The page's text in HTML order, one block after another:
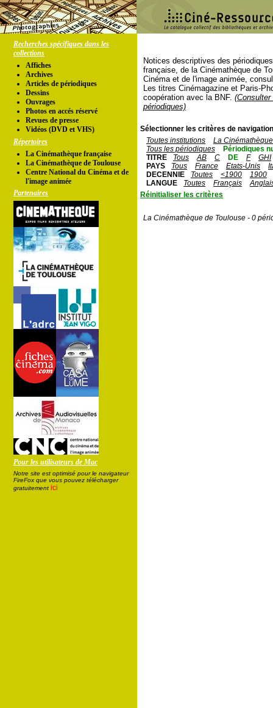
Recherches spécifiques dans les
collections
Affiches
Archives
Articles de périodiques
Dessins
Ouvrages
Photos en accés réservé
Revues de presse
Vidéos (DVD et VHS)
Répertoires
La Cinémathèque française
La Cinémathèque de Toulouse
Centre National du Cinéma et de
l'image animée
Partenaires
Pour les utilisateurs de Mac
Notre site est optimisé pour le navigateur
FireFox que vous pouvez télécharger
gratuitement ici
Notices descriptives des
française, de la Cinémathèque de
Cinéma et de l'image animée,
Les titres Cinémagazine et Paris-
coopération avec la BNF.
périodiques)
Sélectionner les critères de
Toutes institutions
La
Tous les périodiques
Périodiques
TITRE
Tous AB C DE F
GHI
PAYS
Tous France Etats-Unis
DECENNIE
Toutes <1900
1900
LANGUE
Toutes Français
Réinitialiser les critères
La Cinémathèque de Toulouse - 0